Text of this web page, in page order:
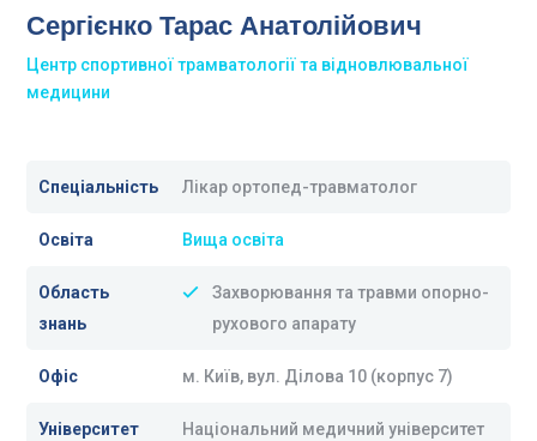
Сергієнко Тарас Анатолійович
Центр спортивної трамватології та відновлювальної
медицини
Спеціальність Лікар ортопед-травматолог
Освіта Вища освіта
Область
знань
Захворювання та травми опорно-
рухового апарату
Офіс м. Київ, вул. Ділова 10 (корпус 7)
Університет
Національний медичний університет